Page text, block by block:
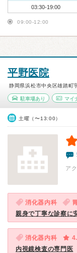
03:30-19:00
09:00-12:00
平野医院
静岡県浜松市中央区雄踏町
駐車場あり マイ
土曜（〜13:00）
ア
消化器内科
親身で丁寧な診察に
消化器内科
内視鏡検査の専門医